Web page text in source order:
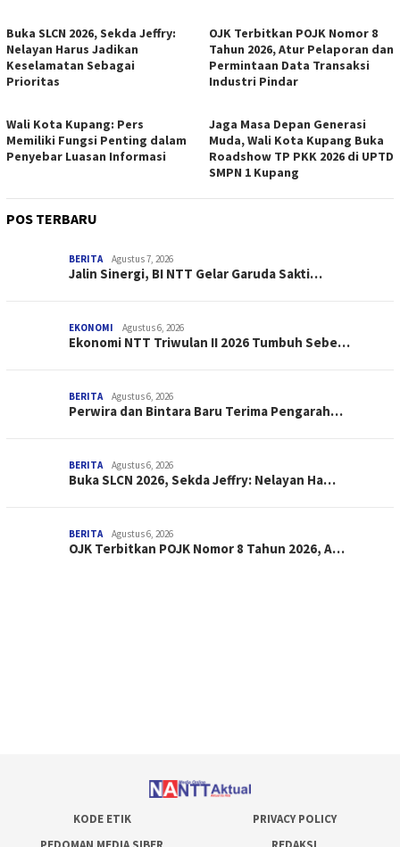
Buka SLCN 2026, Sekda Jeffry:
Nelayan Harus Jadikan
Keselamatan Sebagai
Prioritas
OJK Terbitkan POJK Nomor 8
Tahun 2026, Atur Pelaporan dan
Permintaan Data Transaksi
Industri Pindar
Wali Kota Kupang: Pers
Memiliki Fungsi Penting dalam
Penyebar Luasan Informasi
Jaga Masa Depan Generasi
Muda, Wali Kota Kupang Buka
Roadshow TP PKK 2026 di UPTD
SMPN 1 Kupang
POS TERBARU
BERITA Agustus 7, 2026
Jalin Sinergi, BI NTT Gelar Garuda Sakti…
EKONOMI Agustus 6, 2026
Ekonomi NTT Triwulan II 2026 Tumbuh Sebe…
BERITA Agustus 6, 2026
Perwira dan Bintara Baru Terima Pengarah…
BERITA Agustus 6, 2026
Buka SLCN 2026, Sekda Jeffry: Nelayan Ha…
BERITA Agustus 6, 2026
OJK Terbitkan POJK Nomor 8 Tahun 2026, A…
KODE ETIK
PRIVACY POLICY